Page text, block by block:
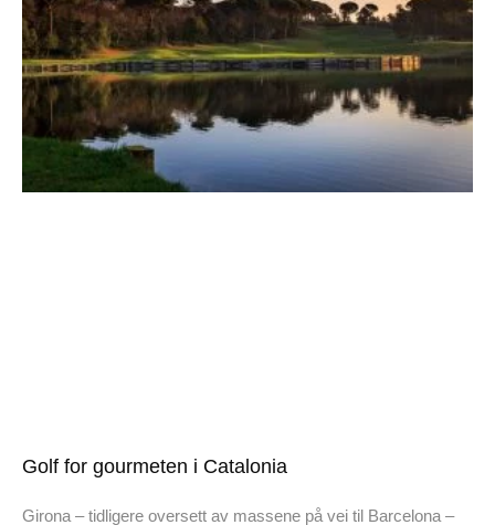
Golf for gourmeten i Catalonia
Girona – tidligere oversett av massene på vei til Barcelona –